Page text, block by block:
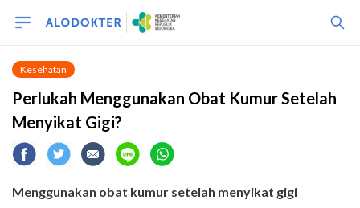
Kesehatan
Perlukah Menggunakan Obat Kumur Setelah
Menyikat Gigi?
Menggunakan obat kumur setelah menyikat gigi